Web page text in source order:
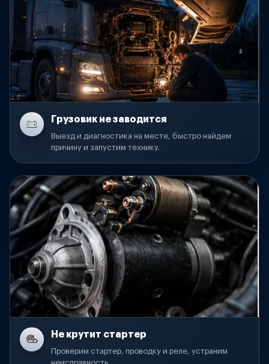
Грузовик не заводится
Выезд и диагностика на месте, быстро найдем
причину и запустим технику.
Не крутит стартер
Проверим стартер, проводку и реле, устраним
неисправность.